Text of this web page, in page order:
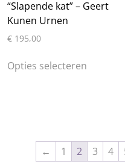
“Slapende kat” – Geert
Kunen Urnen
€ 195,00
Opties selecteren
optie
kan
← 1 2 3 4